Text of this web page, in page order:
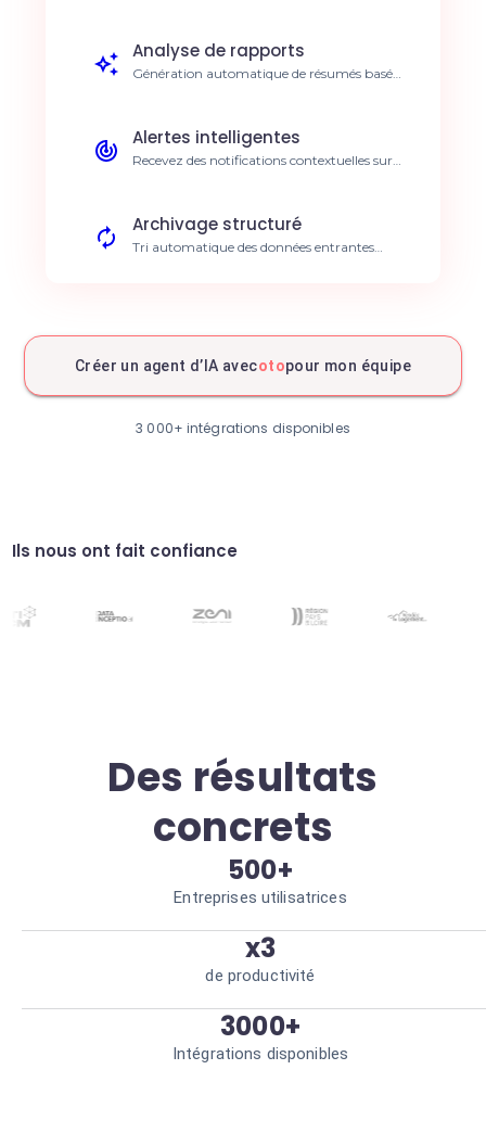
Analyse de rapports
Génération automatique de résumés basés
Alertes intelligentes
Recevez des notifications contextuelles sur
Archivage structuré
Tri automatique des données entrantes
Créez des scénarios complexes entre OTO et
Suivi de performance
Visualisez les KPIs issus de vos opérations
OTO via l'IA. Décisions basées sur preuves.
Satisfaction client en hausse.
l'agent IA. Risques réduits.
Créer un agent d’IA avecotopour mon équipe
3 000+ intégrations disponibles
Ils nous ont fait confiance
Des résultats
concrets
500+
Entreprises utilisatrices
x3
de productivité
3000+
Intégrations disponibles